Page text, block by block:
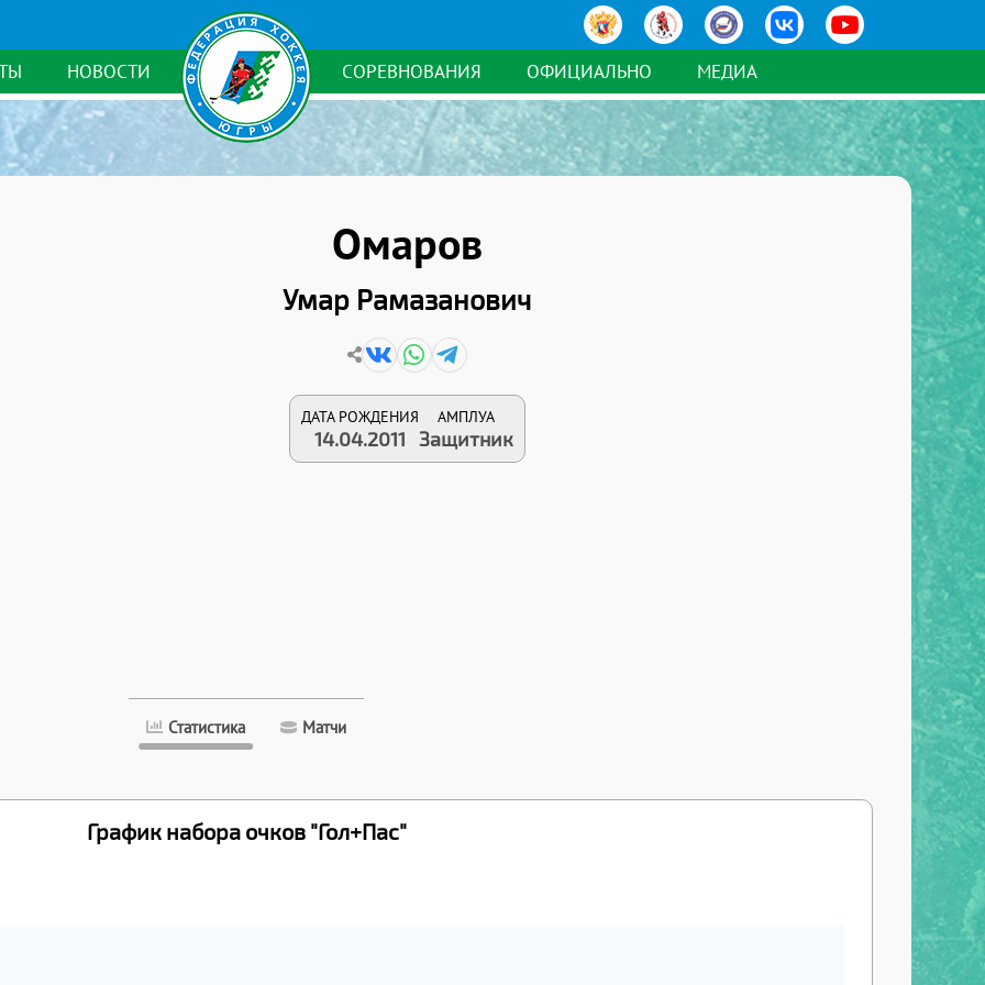
НОВОСТИ СОРЕВНОВАНИЯ ОФИЦИАЛЬНО МЕДИА
Омаров
Умар Рамазанович
ДАТА РОЖДЕНИЯ
14.04.2011
АМПЛУА
Защитник
Статистика Матчи
График набора очков "Гол+Пас"